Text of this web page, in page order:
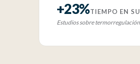
+23%TIEMPO EN
Estudios sobre